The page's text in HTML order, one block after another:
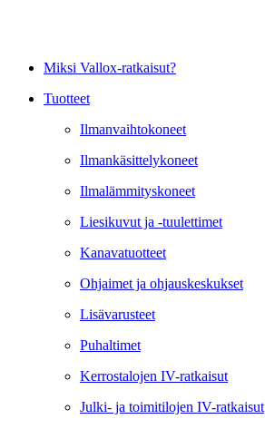
Miksi Vallox-ratkaisut?
Tuotteet
Ilmanvaihtokoneet
Ilmankäsittelykoneet
Ilmalämmityskoneet
Liesikuvut ja -tuulettimet
Kanavatuotteet
Ohjaimet ja ohjauskeskukset
Lisävarusteet
Puhaltimet
Kerrostalojen IV-ratkaisut
Julki- ja toimitilojen IV-ratkaisut